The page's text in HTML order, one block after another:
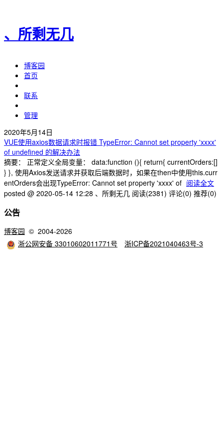
、所剩无几
博客园
首页
联系
管理
2020年5月14日
VUE使用axios数据请求时报错 TypeError: Cannot set property 'xxxx'
of undefined 的解决办法
摘要： 正常定义全局变量： data:function (){ return{ currentOrders:[]
} }, 使用Axios发送请求并获取后端数据时，如果在then中使用this.curr
entOrders会出现TypeError: Cannot set property 'xxxx' of 阅读全文
posted @ 2020-05-14 12:28 、所剩无几 阅读(2381) 评论(0) 推荐(0)
公告
博客园 © 2004-2026
浙公网安备 33010602011771号
浙ICP备2021040463号-3